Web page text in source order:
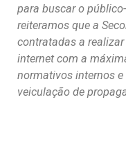
para buscar o
reiteramos que a
contratadas a
internet com a
normativos internos
veiculação de